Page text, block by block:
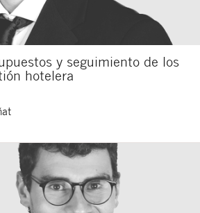
y seguimiento de los
hotelera